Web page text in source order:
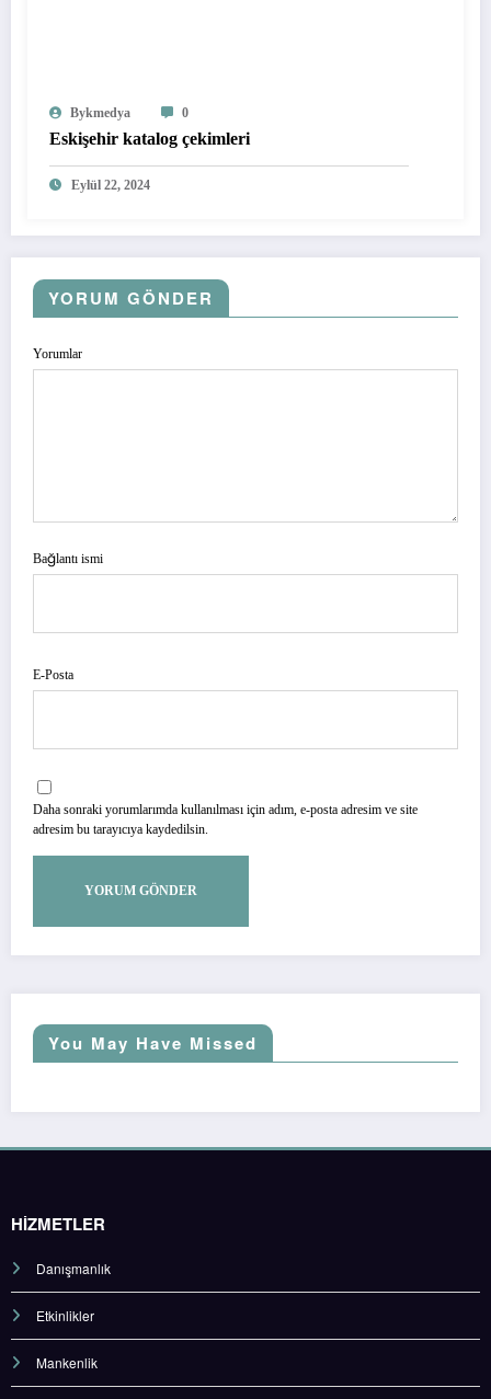
Bykmedya 0
Eskişehir katalog çekimleri
Eylül 22, 2024
YORUM GÖNDER
Yorumlar
Bağlantı ismi
E-Posta
Daha sonraki yorumlarımda kullanılması için adım, e-posta adresim ve site
adresim bu tarayıcıya kaydedilsin.
You May Have Missed
HİZMETLER
Danışmanlık
Etkinlikler
Mankenlik